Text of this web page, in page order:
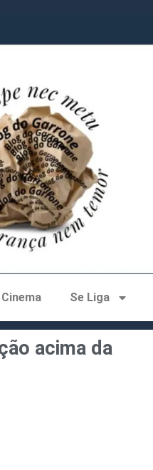
Cinema Se Liga
acima da